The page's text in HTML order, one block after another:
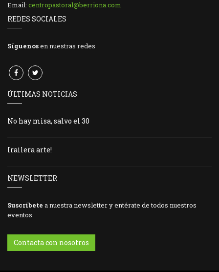
Email: centropastoral@berriona.com
REDES SOCIALES
Síguenosen nuestras redes
ÚLTIMAS NOTICIAS
No hay misa, salvo el 30
Irailera arte!
NEWSLETTER
Suscríbete a nuestra newsletter y entérate de todos nuestros
eventos
Contacta con nosotros